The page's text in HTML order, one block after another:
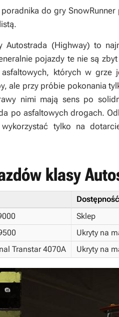
do gry SnowRunner
Autostrada (Highway) to
pojazdy te nie są
których w grze
ale przy próbie pokonania
nimi mają sens po
po asfaltowych drogach.
tylko na
klasy
Dostępność
Sklep
Ukryty na
Transtar 4070A
Ukryty na